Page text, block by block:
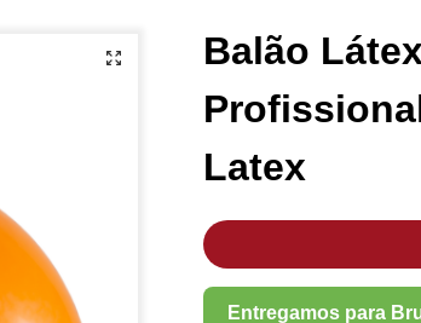
Balão
Latex